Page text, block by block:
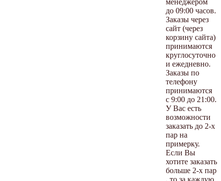
до 09:00 часов.
Заказы через
сайт (через
корзину сайта)
принимаются
круглосуточно
и ежедневно.
Заказы по
телефону
принимаются
с 9:00 до 21:00.
У Вас есть
возможности
заказать до 2-х
пар на
примерку.
Если Вы
хотите заказать
больше 2-х пар
, то за каждую